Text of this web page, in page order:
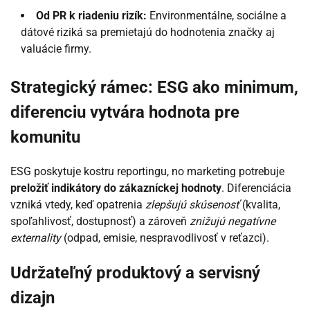
Od PR k riadeniu rizík: Environmentálne, sociálne a
dátové riziká sa premietajú do hodnotenia značky aj
valuácie firmy.
Strategický rámec: ESG ako minimum,
diferenciu vytvára hodnota pre
komunitu
ESG poskytuje kostru reportingu, no marketing potrebuje
preložiť indikátory do zákazníckej hodnoty. Diferenciácia
vzniká vtedy, keď opatrenia zlepšujú skúsenosť(kvalita,
spoľahlivosť, dostupnosť) a zároveň znižujú negatívne
externality(odpad, emisie, nespravodlivosť v reťazci).
Udržateľný produktový a servisný
dizajn